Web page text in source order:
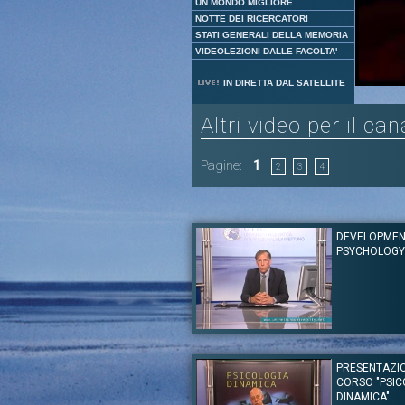
UN MONDO MIGLIORE
NOTTE DEI RICERCATORI
STATI GENERALI DELLA MEMORIA
VIDEOLEZIONI DALLE FACOLTA'
IN DIRETTA DAL SATELLITE
Altri video per il
Pagine: 1 2 3 4
PSYCHOLOGY
Autore:Prof. William Fabricius - Ariziona State
Canale:Psicologia
Finds the complete course with other
material on the UNINETTUNO
http://www.uninettunouniversity.net/en/
CORSO
DINAMICA"